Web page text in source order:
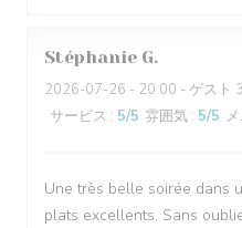
Stéphanie G
2026-07-26 - 20:00 - ゲスト 3
サービス : 5/5 雰囲気 : 5/5
Une très belle soirée dans
plats excellents. Sans